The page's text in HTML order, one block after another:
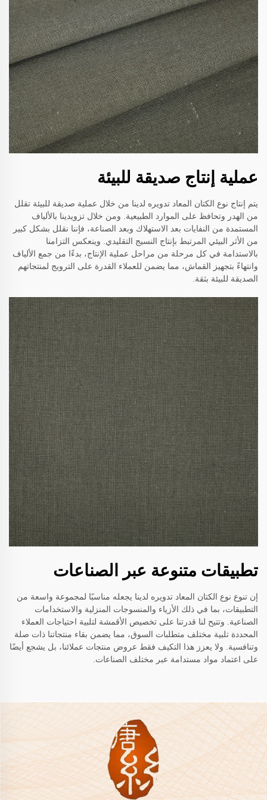
عملية إنتاج صديقة للبيئة
يتم إنتاج نوع الكتان المعاد تدويره لدينا من خلال عملية صديقة للبيئة تقلل
من الهدر وتحافظ على الموارد الطبيعية. ومن خلال تزويدينا بالألياف
المستمدة من النفايات بعد الاستهلاك وبعد الصناعة، فإننا نقلل بشكل كبير
من الأثر البيئي المرتبط بإنتاج النسيج التقليدي. وينعكس التزامنا
بالاستدامة في كل مرحلة من مراحل عملية الإنتاج، بدءًا من جمع الألياف
وانتهاءً بتجهيز القماش، مما يضمن للعملاء القدرة على الترويج لمنتجاتهم
الصديقة للبيئة بثقة.
تطبيقات متنوعة عبر الصناعات
إن تنوع نوع الكتان المعاد تدويره لدينا يجعله مناسبًا لمجموعة واسعة من
التطبيقات، بما في ذلك الأزياء والمنسوجات المنزلية والاستخدامات
الصناعية. وتتيح لنا قدرتنا على تخصيص الأقمشة لتلبية احتياجات العملاء
المحددة تلبية مختلف متطلبات السوق، مما يضمن بقاء منتجاتنا ذات صلة
وتنافسية. ولا يعزز هذا التكيف فقط عروض منتجات عملائنا، بل يشجع أيضًا
على اعتماد مواد مستدامة عبر مختلف الصناعات.